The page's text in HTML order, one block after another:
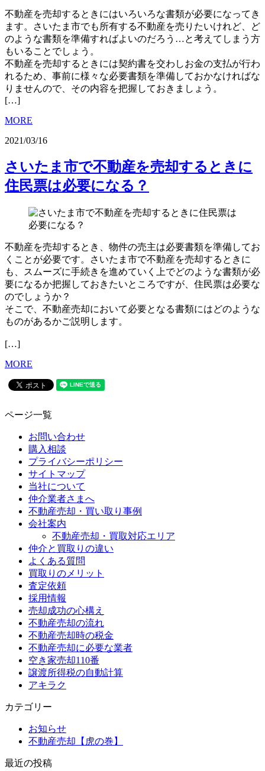
不動産を売却するときにはいろいろな書類が必要になってき
ます。さいたま市でも所有する不動産を売りたいけれど、ど
のような書類を準備すればよいのだろう…と考えてしまう方
もいることでしょう。
不動産を売却するときには契約書を交わしお金の支払が行わ
れるため、事前に様々な必要書類を準備しておかなければな
りませんので、その内容を把握しておきましょう。
[…]
MORE
2021/03/16
さいたま市で不動産を売却するときに
住民票は必要になる？
不動産を売却するとき、物件の売主は必要書類を準備してお
くことが必要です。さいたま市で不動産を売却するときに
も、スムーズに手続きを進めていく上でどのような書類が必
要になるか把握しておきたいところですが、住民票は必要な
のでしょうか？
そこで、不動産売却において必要となる書類にはどのような
ものがあるかご説明します。
[…]
MORE
ページ一覧
お問い合わせ
購入相談
プライバシーポリシー
サイトマップ
当社について
仲介業者さまへ
不動産売却・買い取り事例
会社案内
不動産売却・買取対応エリア
仲介と買取りの違い
よくある質問
買取りのメリット
査定依頼
採用情報
売却成功の心構え
不動産売却の流れ
不動産売却時の税金
不動産売却に必要な業者
空き家売却110番
譲渡所得税の自動計算
アキラク
カテゴリー
お知らせ
不動産売却【虎の巻】
最近の投稿